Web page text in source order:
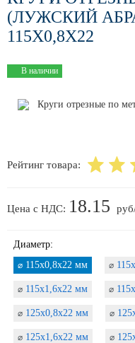
(ЛУЖСКИЙ
115Х0,8Х22
В наличии
Рейтинг товара:
Цена с НДС: 18.15
Диаметр:
⌀ 115х0,8х22 мм ⌀
⌀ 115х1,6х22 мм ⌀
⌀ 125х0,8х22 мм ⌀
⌀ 125х1,6х22 мм ⌀